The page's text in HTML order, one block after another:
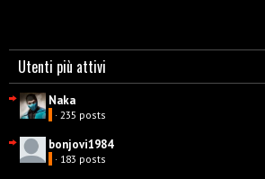
Utenti più attivi
Naka
· 235 posts
bonjovi1984
· 183 posts